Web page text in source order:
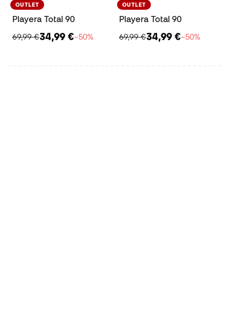
OUTLET
Playera Total 90
69,99 €34,99 €−50%
OUTLET
Playera Total 90
69,99 €34,99 €−50%